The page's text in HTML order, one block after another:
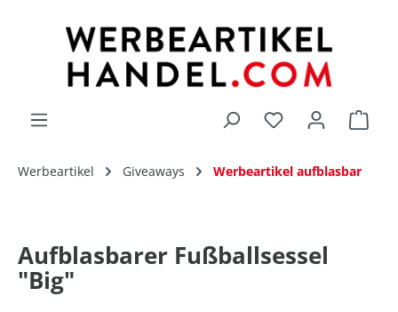
Du hast 0
Werbeartikel Giveaways Werbeartikel aufblasbar
Aufblasbarer Fußballsessel
"Big"